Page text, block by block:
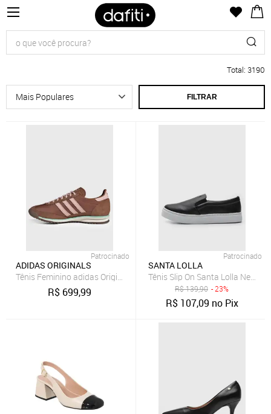
Total: 3190
FILTRAR
Patrocinado
ADIDAS ORIGINALS
Tênis Feminino adidas Originals Sl 72 OG Marrom
R$ 699,99
Patrocinado
SANTA LOLLA
Tênis Slip On Santa Lolla New
R$139,90 - 23%
R$ 107,09 no Pix